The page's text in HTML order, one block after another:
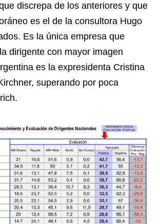
discrepa de los anteriores y que
es el de la consultora Hugo
Es la única empresa que
dirigente con mayor imagen
es la expresidenta Cristina
superando por poca